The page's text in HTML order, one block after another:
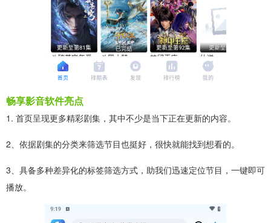
畅享影音软件亮点
1. 首页呈现更多精彩剧集，其中不少是当下正在更新的内容。
2、依据剧集的分类来筛选节目也挺好，很快就能找到想看的。
3、具备多种差异化的标签筛选方式，助我们迅速定位节目，一键即可
播放。